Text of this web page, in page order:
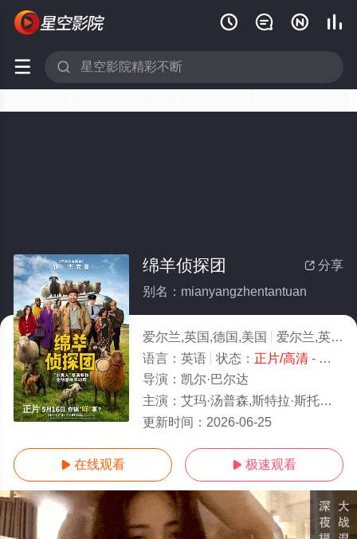
   
 
正片
 分享
绵羊侦探团
别名：mianyangzhentantuan
爱尔兰,英国,德国,美国
爱尔兰,英国,德国,美国,喜剧
语言： 英语 状态： 正片/高清- 免费在线观看
导演： 凯尔·巴尔达
主演： 艾玛·汤普森,斯特拉·斯托克尔,茱莉亚·路易斯-德瑞弗斯,雷吉娜·赫尔,休·杰克曼,瑞斯·达比,尼古拉斯·加利
更新时间： 2026-06-25
 在线观看  极速观看